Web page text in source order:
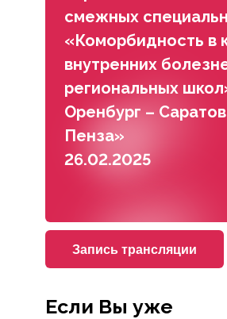
смежных
«Коморбидность в
внутренних
региональных
Оренбург –
Пенза»
26.02.2025
Запись трансляции
Если Вы уже